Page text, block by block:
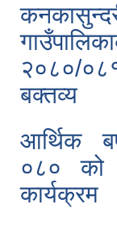
२०८०/
बक्तव्य
आर्थिक
०८० को
कार्यक्रम